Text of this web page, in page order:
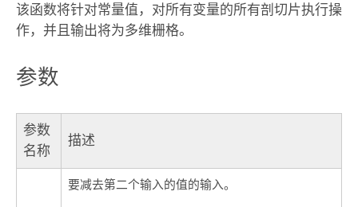
该函数将针对常量值，对所有变量的所有剖切片执行操
作，并且输出将为多维栅格。
参数
参数
名称
描述
要减去第二个输入的值的输入。